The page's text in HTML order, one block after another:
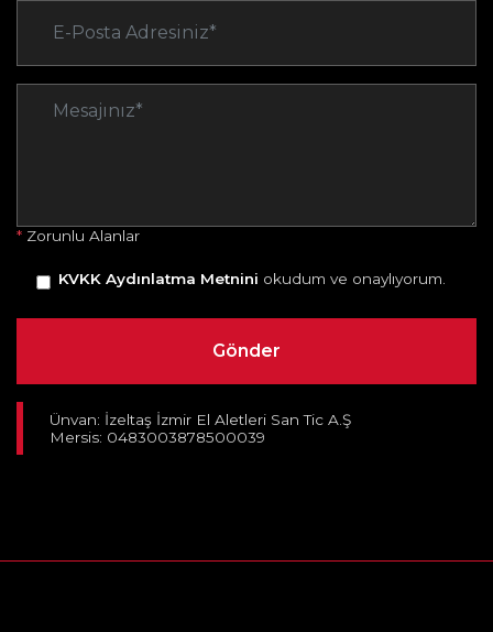
* Zorunlu Alanlar
KVKK Aydınlatma Metnini okudum ve onaylıyorum.
Ünvan: İzeltaş İzmir El Aletleri San Tic A.Ş
Mersis: 0483003878500039